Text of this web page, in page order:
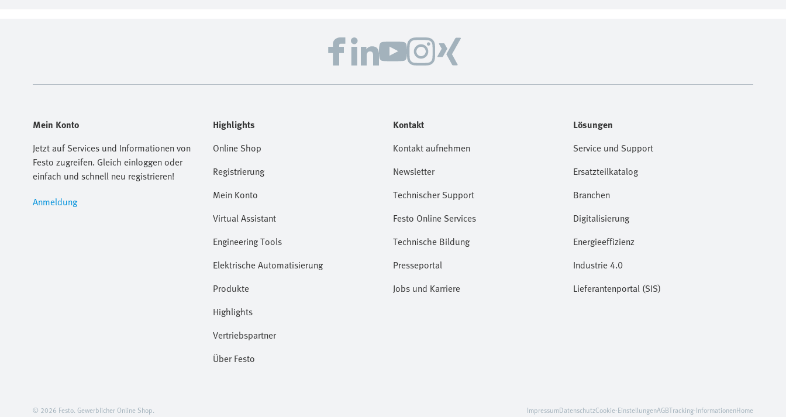
Mein Konto
Jetzt auf Services und Informationen von
Festo zugreifen. Gleich einloggen oder
einfach und schnell neu registrieren!
Anmeldung
Highlights
Online Shop
Registrierung
Mein Konto
Virtual Assistant
Engineering Tools
Elektrische Automatisierung
Produkte
Highlights
Vertriebspartner
Über Festo
Kontakt
Kontakt aufnehmen
Newsletter
Technischer Support
Festo Online Services
Technische Bildung
Presseportal
Jobs und Karriere
Lösungen
Service und Support
Ersatzteilkatalog
Branchen
Digitalisierung
Energieeffizienz
Industrie 4.0
Lieferantenportal (SIS)
© 2026 Festo. Gewerblicher Online Shop. ImpressumDatenschutzCookie-EinstellungenAGBTracking-InformationenHome